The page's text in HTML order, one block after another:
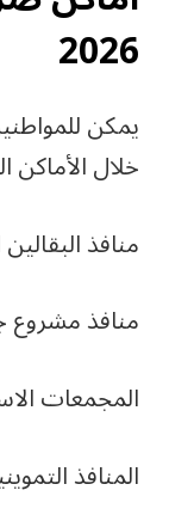
2026
يمكن
خلال الأماكن
منافذ
منافذ
المجمعات
المنافذ